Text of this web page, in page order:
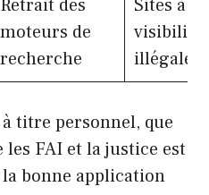
Retrait des
moteurs de
recherche
Sites à
visibilité
illégale
à titre personnel, que
FAI et la justice est
bonne application